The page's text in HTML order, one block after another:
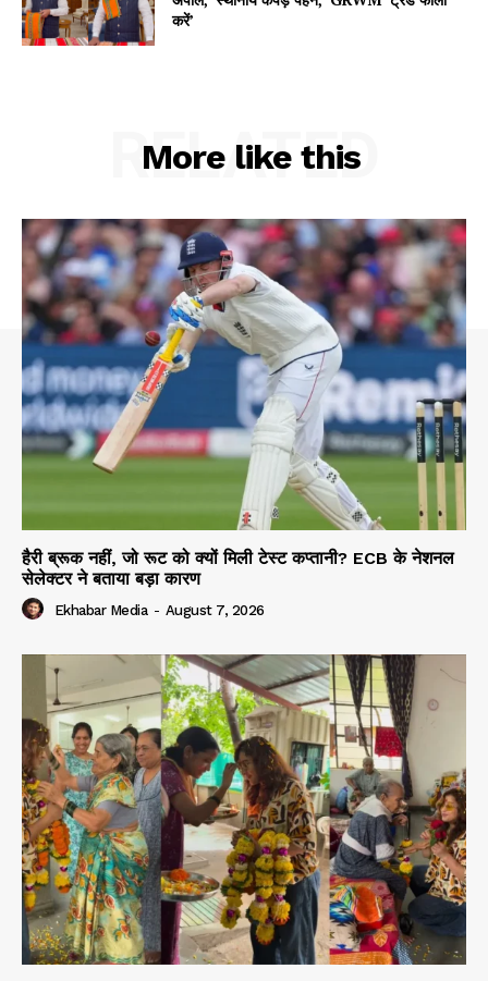
करें’
More like this
RELATED
हैरी ब्रूक नहीं, जो रूट को क्यों मिली टेस्ट कप्तानी? ECB के नेशनल
सेलेक्टर ने बताया बड़ा कारण
Ekhabar Media - August 7, 2026